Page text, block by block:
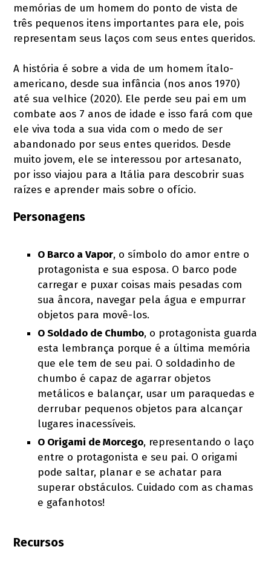
memórias de um homem do ponto de vista de
três pequenos itens importantes para ele, pois
representam seus laços com seus entes queridos.
A história é sobre a vida de um homem ítalo-
americano, desde sua infância (nos anos 1970)
até sua velhice (2020). Ele perde seu pai em um
combate aos 7 anos de idade e isso fará com que
ele viva toda a sua vida com o medo de ser
abandonado por seus entes queridos. Desde
muito jovem, ele se interessou por artesanato,
por isso viajou para a Itália para descobrir suas
raízes e aprender mais sobre o ofício.
Personagens
O Barco a Vapor, o símbolo do amor entre o
protagonista e sua esposa. O barco pode
carregar e puxar coisas mais pesadas com
sua âncora, navegar pela água e empurrar
objetos para movê-los.
O Soldado de Chumbo, o protagonista guarda
esta lembrança porque é a última memória
que ele tem de seu pai. O soldadinho de
chumbo é capaz de agarrar objetos
metálicos e balançar, usar um paraquedas e
derrubar pequenos objetos para alcançar
lugares inacessíveis.
O Origami de Morcego, representando o laço
entre o protagonista e seu pai. O origami
pode saltar, planar e se achatar para
superar obstáculos. Cuidado com as chamas
e gafanhotos!
Recursos